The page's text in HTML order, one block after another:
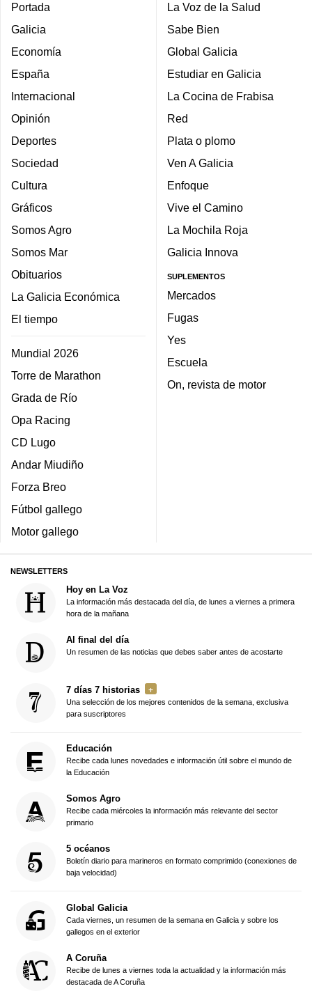
Portada
Galicia
Economía
España
Internacional
Opinión
Deportes
Sociedad
Cultura
Gráficos
Somos Agro
Somos Mar
Obituarios
La Galicia Económica
El tiempo
Mundial 2026
Torre de Marathon
Grada de Río
Opa Racing
CD Lugo
Andar Miudiño
Forza Breo
Fútbol gallego
Motor gallego
La Voz de la Salud
Sabe Bien
Global Galicia
Estudiar en Galicia
La Cocina de Frabisa
Red
Plata o plomo
Ven A Galicia
Enfoque
Vive el Camino
La Mochila Roja
Galicia Innova
SUPLEMENTOS
Mercados
Fugas
Yes
Escuela
On, revista de motor
NEWSLETTERS
Hoy en La Voz
La información más destacada del día, de lunes a viernes a primera
hora de la mañana
Al final del día
Un resumen de las noticias que debes saber antes de acostarte
7 días 7 historias
Una selección de los mejores contenidos de la semana, exclusiva
para suscriptores
Educación
Recibe cada lunes novedades e información útil sobre el mundo de
la Educación
Somos Agro
Recibe cada miércoles la información más relevante del sector
primario
5 océanos
Boletín diario para marineros en formato comprimido (conexiones de
baja velocidad)
Global Galicia
Cada viernes, un resumen de la semana en Galicia y sobre los
gallegos en el exterior
A Coruña
Recibe de lunes a viernes toda la actualidad y la información más
destacada de A Coruña